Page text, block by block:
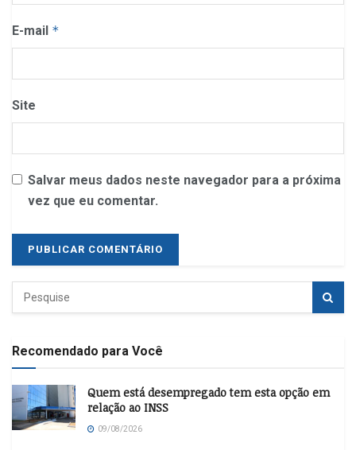
E-mail *
Site
Salvar meus dados neste navegador para a próxima
vez que eu comentar.
Recomendado para Você
Quem está desempregado tem esta opção em
relação ao INSS
09/08/2026